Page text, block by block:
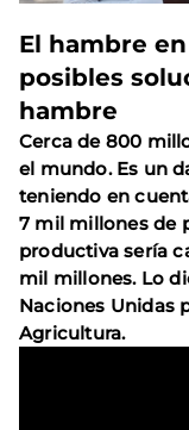
El hambre
posibles
hambre
Cerca de 800
el mundo. Es un
teniendo en
7 mil millones de
productiva sería
mil millones. Lo
Naciones Unidas
Agricultura.